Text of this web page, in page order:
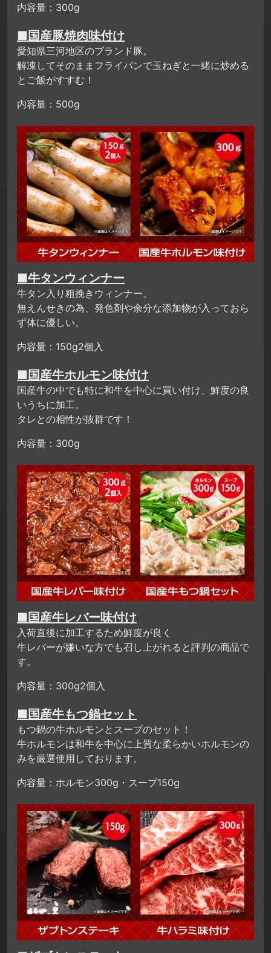
内容量：300g
■国産豚焼肉味付け
愛知県三河地区のブランド豚。
解凍してそのままフライパンで玉ねぎと一緒に炒める
とご飯がすすむ！
内容量：500g
■牛タンウィンナー
牛タン入り粗挽きウィンナー。
無えんせきの為、発色剤や余分な添加物が入っておら
ず体に優しい。
内容量：150g2個入
■国産牛ホルモン味付け
国産牛の中でも特に和牛を中心に買い付け、鮮度の良
いうちに加工。
タレとの相性が抜群です！
内容量：300g
■国産牛レバー味付け
入荷直後に加工するため鮮度が良く
牛レバーが嫌いな方でも召し上がれると評判の商品で
す。
内容量：300g2個入
■国産牛もつ鍋セット
もつ鍋の牛ホルモンとスープのセット！
牛ホルモンは和牛を中心に上質な柔らかいホルモンの
みを厳選使用しております。
内容量：ホルモン300g・スープ150g